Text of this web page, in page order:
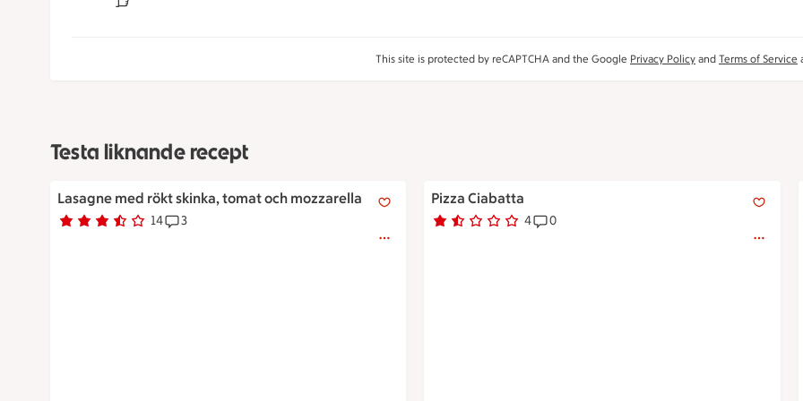
This site is protected by reCAPTCHA and the Google Privacy Policy and Terms of Service
Testa liknande recept
Lasagne med rökt skinka, tomat och mozzarella
Betyg 3.6 av 5. 14
14 personer har röstatReceptet har 3 kommentarer
3
Lasagne med rökt skinka, tomat och mozzarella
Pizza Ciabatta
Betyg 1.5 av 5. 4
4 personer har röstatReceptet har 0 kommentarer
0
Pizza Ciabatta